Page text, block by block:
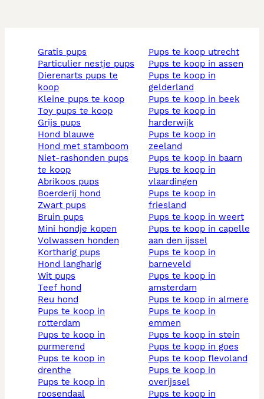
gratis pups
particulier nestje pups
dierenarts pups te
koop
kleine pups te koop
toy pups te koop
grijs pups
hond blauwe
hond met stamboom
niet-rashonden pups
te koop
abrikoos pups
boerderij hond
zwart pups
bruin pups
mini hondje kopen
volwassen honden
kortharig pups
hond langharig
wit pups
teef hond
reu hond
pups te koop in
rotterdam
pups te koop in
purmerend
pups te koop in
drenthe
pups te koop in
roosendaal
pups te koop utrecht
pups te koop in assen
pups te koop in
gelderland
pups te koop in beek
pups te koop in
harderwijk
pups te koop in
zeeland
pups te koop in baarn
pups te koop in
vlaardingen
pups te koop in
friesland
pups te koop in weert
pups te koop in capelle
aan den ijssel
pups te koop in
barneveld
pups te koop in
amsterdam
pups te koop in almere
pups te koop in
emmen
pups te koop in stein
pups te koop in goes
pups te koop flevoland
pups te koop in
overijssel
pups te koop in